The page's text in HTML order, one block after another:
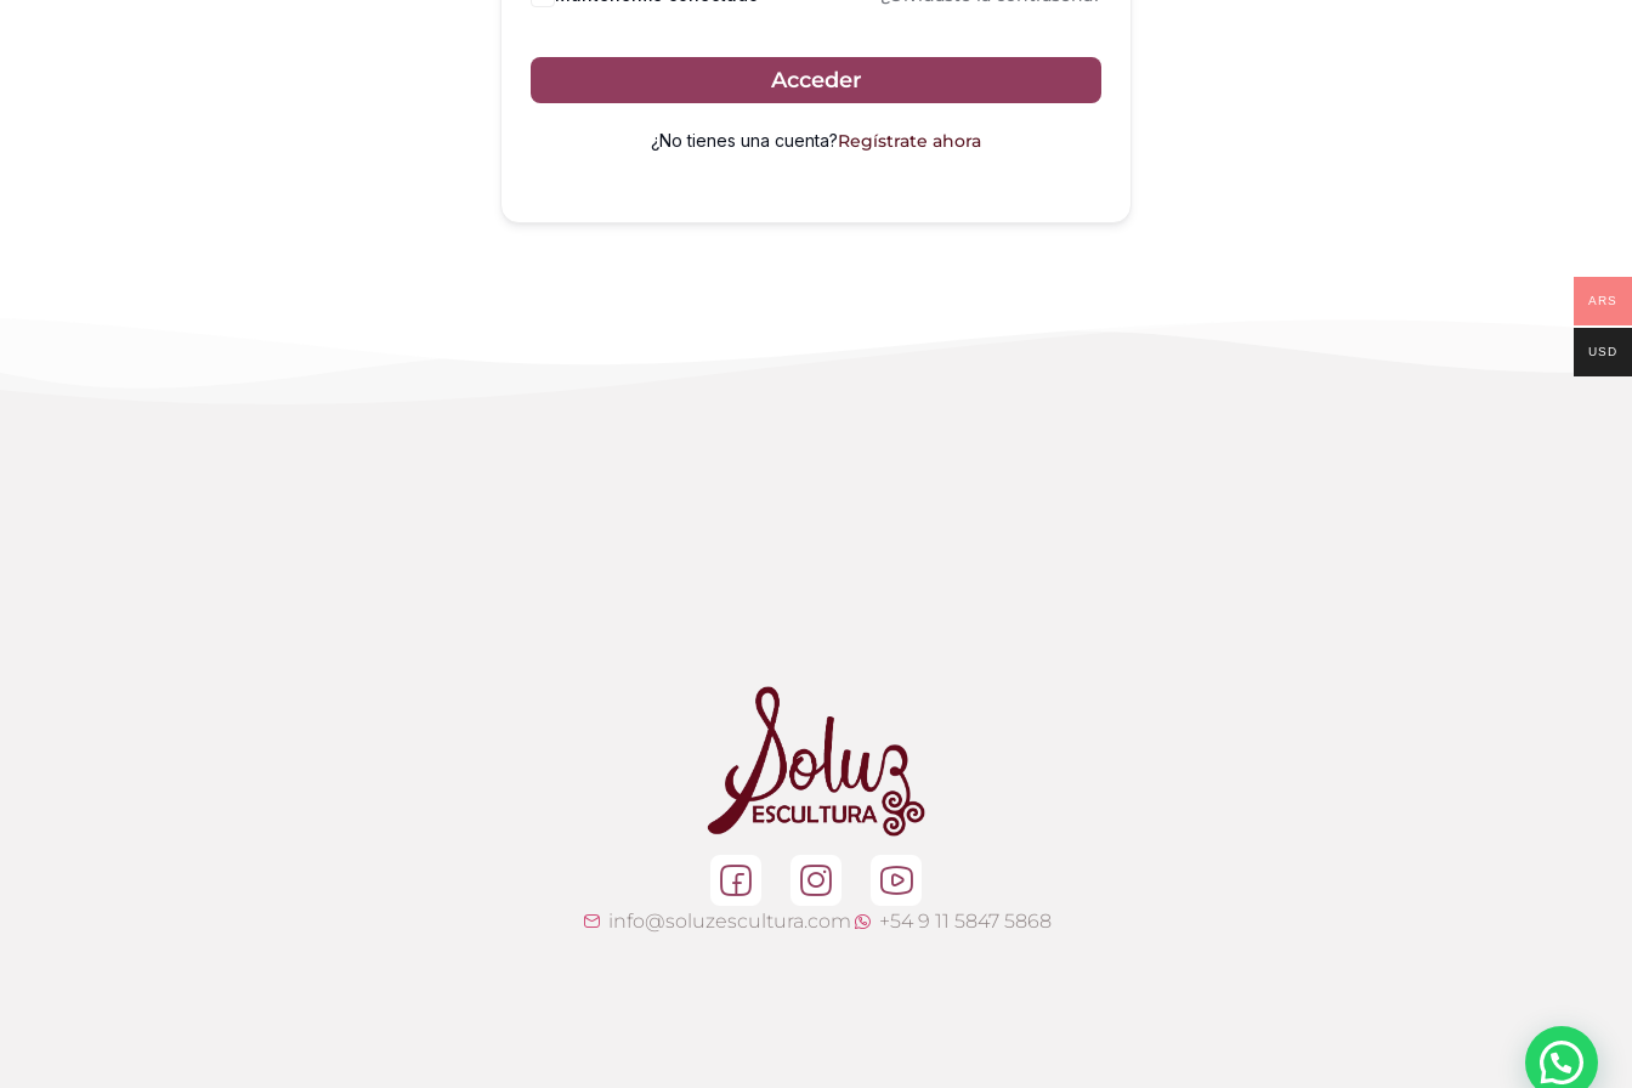
Acceder
¿No tienes una cuenta?Regístrate ahora
info@soluzescultura.com +54 9 11 5847 5868
ARS
USD